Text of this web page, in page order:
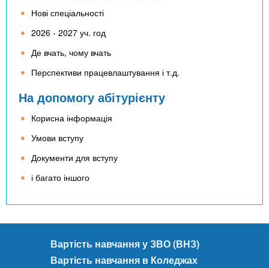
Нові спеціальності
2026 - 2027 уч. год
Де вчать, чому вчать
Перспективи працевлаштування і т.д.
На допомогу абітурієнту
Корисна інформація
Умови вступу
Документи для вступу
і багато іншого
Вартість навчання у ЗВО (ВНЗ)
Вартість навчання в Коледжах